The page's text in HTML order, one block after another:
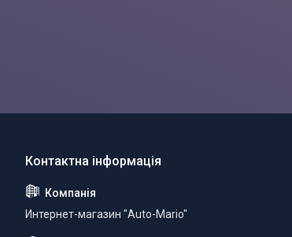
Интернет-магазин "Auto-Mario"